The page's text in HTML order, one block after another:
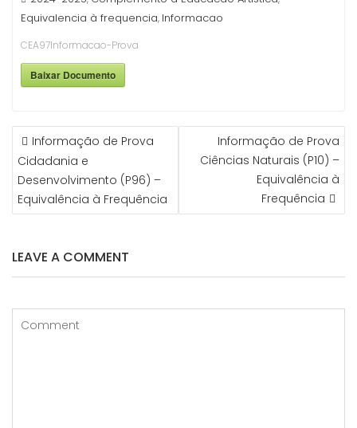
Equivalencia à frequencia, Informacao
CEA97Informacao-Prova
Baixar Documento
NAVEGAÇÃO
DE
ARTIGOS
Informação de Prova
Cidadania e
Desenvolvimento (P96) –
Equivalência à Frequência
Informação de Prova
Ciências Naturais (P10) –
Equivalência à
Frequência
LEAVE A COMMENT